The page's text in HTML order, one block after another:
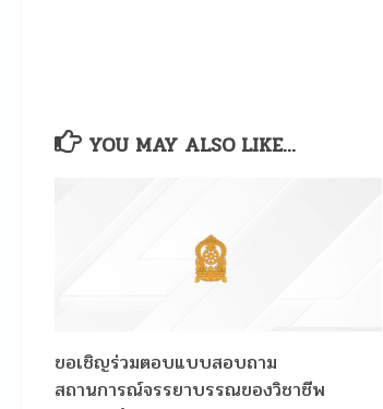
YOU MAY ALSO LIKE...
ขอเชิญร่วมตอบแบบสอบถาม
สถานการณ์จรรยาบรรณของวิชาชีพ